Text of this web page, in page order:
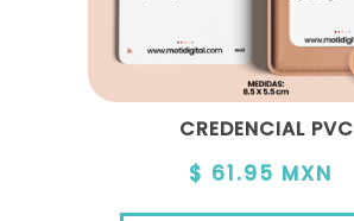
CREDENCIAL PVC
$ 61.95 MXN